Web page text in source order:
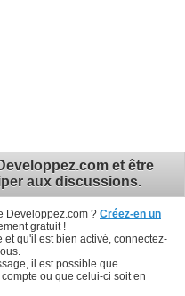
et être
aux discussions.
Developpez.com ? Créez-en un
gratuit !
qu'il est bien activé, connectez-
il est possible que
ou que celui-ci soit en